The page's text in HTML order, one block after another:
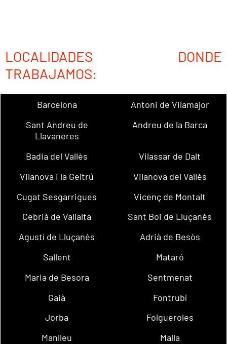
LOCALIDADES DONDE
TRABAJAMOS:
Barcelona
Antoni de Vilamajor
Sant Andreu de
Llavaneres
Andreu de la Barca
Badia del Vallès
Vilassar de Dalt
Vilanova i la Geltrú
Vilanova del Vallès
Cugat Sesgarrigues
Vicenç de Montalt
Cebrià de Vallalta
Sant Boi de Lluçanès
Agustí de Lluçanès
Adrià de Besòs
Sallent
Mataró
Maria de Besora
Sentmenat
Gaià
Fontrubí
Jorba
Folgueroles
Manlleu
Malla